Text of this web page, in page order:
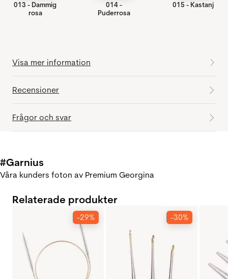
013 - Dammig
rosa
014 -
Puderrosa
015 - Kastanj
Visa mer information
Recensioner
Frågor och svar
#Garnius
Våra kunders foton av Premium Georgina
Relaterade produkter
-29% -30%